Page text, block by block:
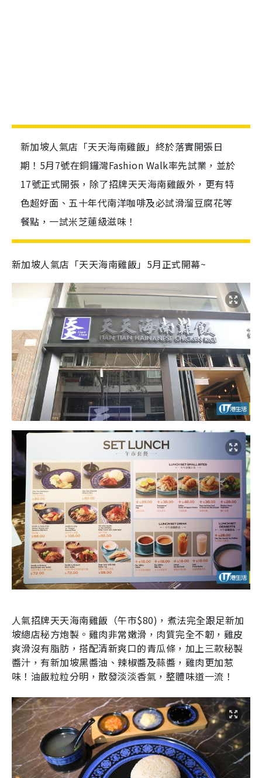
新加坡人氣店「天天海南雞飯」終於落實開張日
期！5月7號在銅鑼灣Fashion Walk率先試業，並於
17號正式開張，除了招牌天天海南雞飯外，更有特
色超好面、五十年代南洋咖啡及必試滑溜豆腐花等
餐點，一試米芝蓮級滋味！
新加坡人氣店「天天海南雞飯」5月正式開幕~
人氣招牌天天海南雞飯（午市$80)，煮法完全跟足新加
坡總店秘方炮製。雞肉非常嫩滑，肉質完全不韌，雞皮
爽滑沒有脂肪，搭配清新爽口的青瓜條，加上三款秘製
醬汁，有新加坡黑醬油、辣椒醬及蒜醬，雞肉更加惹
味！油飯粒粒分明，散發淡淡香氣，整體味道一流！